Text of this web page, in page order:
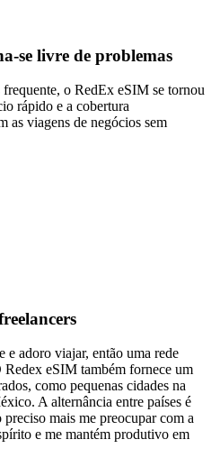
se livre de problemas
o RedEx eSIM se tornou
rápido e a cobertura
as viagens de negócios sem
e adoro viajar, então uma rede
Redex eSIM também fornece um
como pequenas cidades na
A alternância entre países é
mais me preocupar com a
e me mantém produtivo em